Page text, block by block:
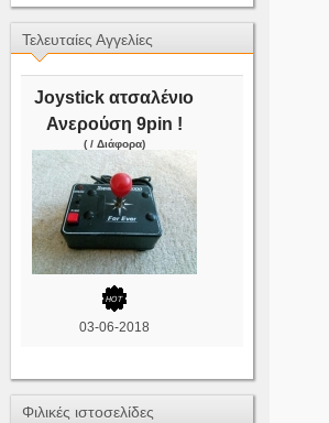
Τελευταίες Αγγελίες
Joystick ατσαλένιο
Ανερούση 9pin !
( / Διάφορα)
03-06-2018
Φιλικές ιστοσελίδες